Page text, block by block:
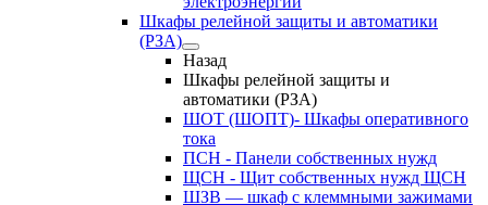
Шкафы релейной защиты и автоматики
(РЗА)
Назад
Шкафы релейной защиты и
автоматики (РЗА)
ШОТ (ШОПТ)- Шкафы оперативного
тока
ПСН - Панели собственных нужд
ЩСН - Щит собственных нужд ЩСН
ШЗВ — шкаф с клеммными зажимами